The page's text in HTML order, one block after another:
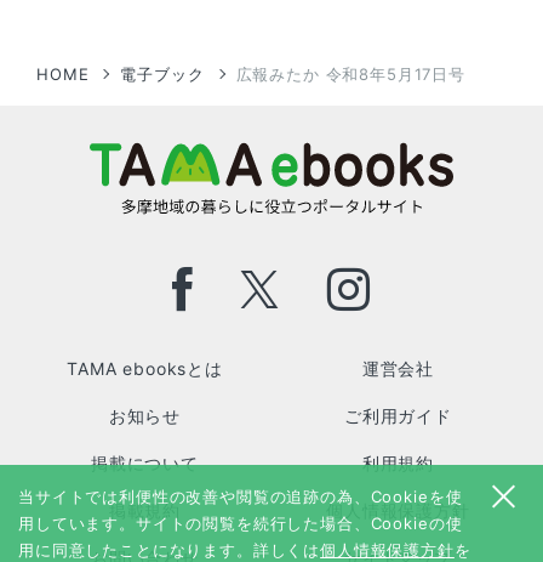
HOME 電子ブック 広報みたか 令和8年5月17日号
TAMA ebooksとは 運営会社
お知らせ ご利用ガイド
掲載について 利用規約
掲載規約 個人情報保護方針
お問い合わせ サイトマップ
当サイトでは利便性の改善や閲覧の追跡の為、Cookieを使
用しています。サイトの閲覧を続行した場合、Cookieの使
用に同意したことになります。詳しくは個人情報保護方針を